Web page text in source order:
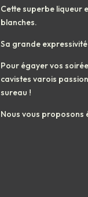
Cette superbe liqueur
blanches.
Sa grande
Pour égayer vos
cavistes varois
sureau !
Nous vous proposons